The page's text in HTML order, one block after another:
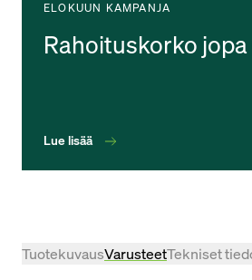
ELOKUUN KAMPANJA
Rahoituskorko
Lue lisää
TuotekuvausVarusteetTekniset